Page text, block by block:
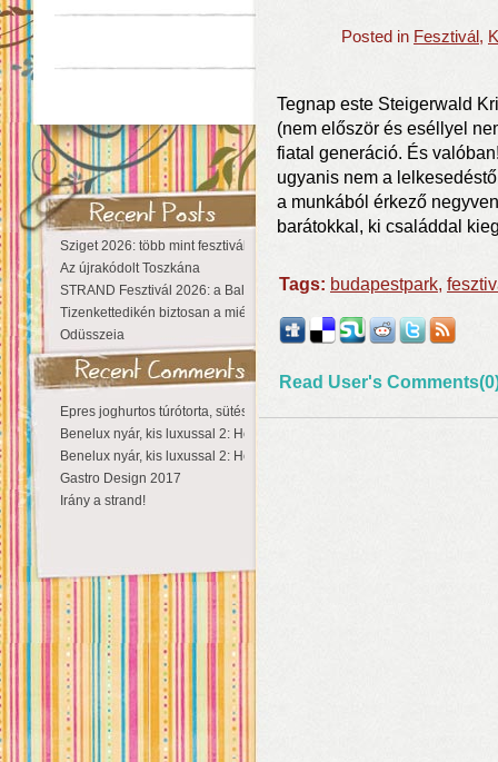
Sziget 2026: több mint fesztivál, egy városnyi élmény
Az újrakódolt Toszkána
STRAND Fesztivál 2026: a Balaton partján a nyár még tart!
Tizenkettedikén biztosan a miénk a Sziget!
Odüsszeia
Epres joghurtos túrótorta, sütés nélkül
Benelux nyár, kis luxussal 2: Hollandia
Benelux nyár, kis luxussal 2: Hollandia
Gastro Design 2017
Irány a strand!
Posted in Fesztivál ,
Tegnap este Steigerwald
(nem először és eséllyel
fiatal generáció. És
ugyanis nem a
a munkából érkező
barátokkal, ki családdal
Tags: budapestpark,
Read User's